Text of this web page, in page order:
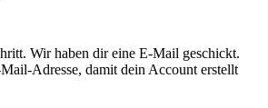
Wir haben dir eine E-Mail geschickt.
Adresse, damit dein Account erstellt